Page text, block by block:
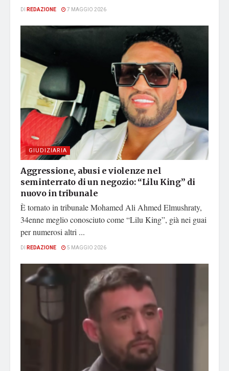
DI REDAZIONE 7 MAGGIO 2026
GIUDIZIARIA
Aggressione, abusi e violenze nel
seminterrato di un negozio: “Lilu King” di
nuovo in tribunale
È tornato in tribunale Mohamed Ali Ahmed Elmushraty,
34enne meglio conosciuto come “Lilu King”, già nei guai
per numerosi altri ...
DI REDAZIONE 5 MAGGIO 2026